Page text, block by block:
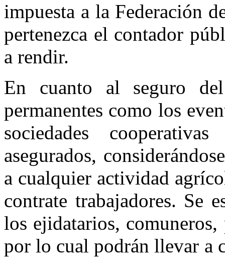
impuesta a la Federación
pertenezca el contador
a rendir.
En cuanto al seguro
permanentes como los
sociedades
asegurados,
a cualquier actividad
contrate trabajadores. Se
los ejidatarios,
por lo cual podrán llevar a